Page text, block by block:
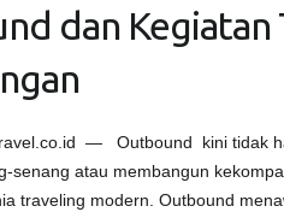
dan Kegiatan
— Outbound kini tidak
senang atau membangun
traveling modern. Outbound